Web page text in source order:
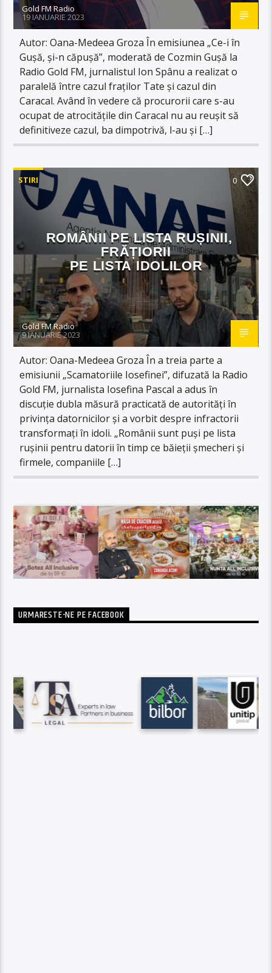
Gold FM Radio
19 IANUARIE 2023
Autor: Oana-Medeea Groza În emisiunea „Ce-i în
Gușă, și-n căpușă”, moderată de Cozmin Gușă la
Radio Gold FM, jurnalistul Ion Spânu a realizat o
paralelă între cazul fraților Tate și cazul din
Caracal. Având în vedere că procurorii care s-au
ocupat de atrocitățile din Caracal nu au reușit să
definitiveze cazul, ba dimpotrivă, l-au și […]
STIRI 0
ROMÂNII PE LISTA RUȘINII,
FRĂȚIORII
PE LISTA IDOLILOR
Gold FM Radio
9 IANUARIE 2023
Autor: Oana-Medeea Groza În a treia parte a
emisiunii „Scamatoriile Iosefinei”, difuzată la Radio
Gold FM, jurnalista Iosefina Pascal a adus în
discuție dubla măsură practicată de autorități în
privința datornicilor și a vorbit despre infractorii
transformați în idoli. „Românii sunt puși pe lista
rușinii pentru datorii în timp ce băieții șmecheri și
firmele, companiile […]
URMARESTE-NE PE FACEBOOK